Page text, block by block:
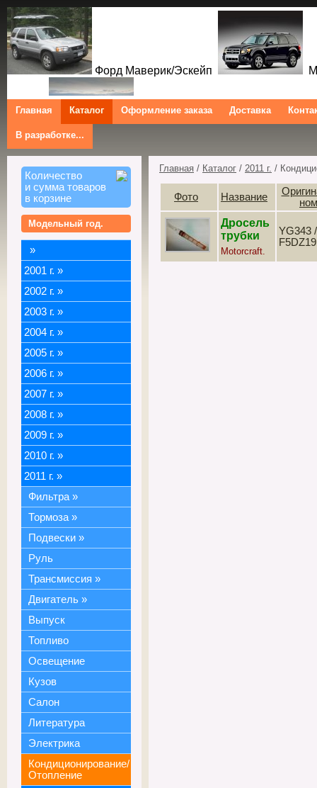
Форд Маверик/Эскейп
Трибют
Ford Maverick/Escape
Tribute Ford Kuga/Escape
Главная Каталог Оформление заказа Доставка
В разработке...
Количество
и сумма товаров
в корзине
Модельный год.
»
2001 г. »
2002 г. »
2003 г. »
2004 г. »
2005 г. »
2006 г. »
2007 г. »
2008 г. »
2009 г. »
2010 г. »
2011 г. »
Фильтра »
Тормоза »
Подвески »
Руль
Трансмиссия »
Двигатель »
Выпуск
Топливо
Освещение
Кузов
Салон
Литература
Электрика
Кондиционирование/
Отопление
Главная / Каталог / 2011 г. /
Фото Название
Дросель
трубки
Motorcraft.
YG343 /